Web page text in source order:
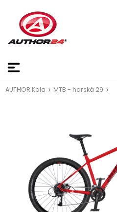
AUTHOR Kola MTB - horská 29